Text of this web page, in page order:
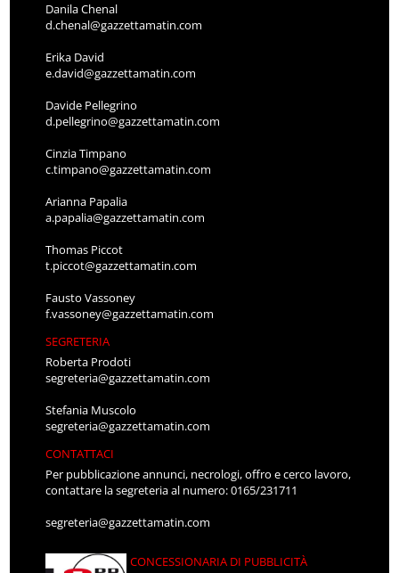
Danila Chenal
d.chenal@gazzettamatin.com
Erika David
e.david@gazzettamatin.com
Davide Pellegrino
d.pellegrino@gazzettamatin.com
Cinzia Timpano
c.timpano@gazzettamatin.com
Arianna Papalia
a.papalia@gazzettamatin.com
Thomas Piccot
t.piccot@gazzettamatin.com
Fausto Vassoney
f.vassoney@gazzettamatin.com
SEGRETERIA
Roberta Prodoti
segreteria@gazzettamatin.com
Stefania Muscolo
segreteria@gazzettamatin.com
CONTATTACI
Per pubblicazione annunci, necrologi, offro e cerco lavoro,
contattare la segreteria al numero: 0165/231711
segreteria@gazzettamatin.com
CONCESSIONARIA DI PUBBLICITÀ